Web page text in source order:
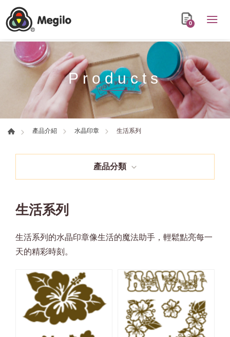
0
Products
產品介紹 水晶印章 生活系列
產品分類
生活系列
生活系列的水晶印章像生活的魔法助手，輕鬆點亮每一
天的精彩時刻。